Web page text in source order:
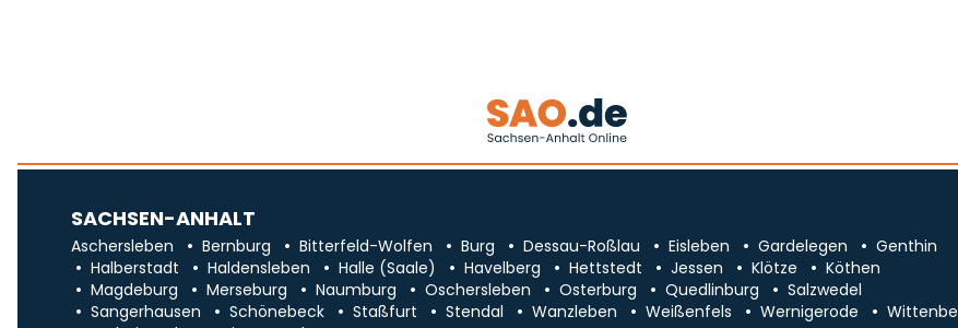
SACHSEN-ANHALT
Aschersleben Bernburg Bitterfeld-Wolfen Burg Dessau-Roßlau Eisleben Gardelegen
Genthin
Halberstadt
Haldensleben Halle (Saale) Havelberg Hettstedt Jessen Klötze
Köthen
Magdeburg
Merseburg Naumburg Oschersleben Osterburg Quedlinburg
Salzwedel
Sangerhausen
Schönebeck Staßfurt Stendal Wanzleben Weißenfels Wernigerode